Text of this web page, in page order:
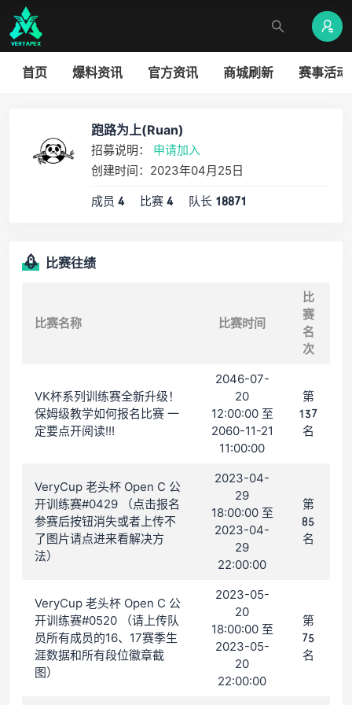
首页 爆料资讯 官方资讯 商城刷新 赛事活动
跑路为上(Ruan)
招募说明： 申请加入
创建时间：2023年04月25日
成员 4 比赛 4 队长 18871
比赛往绩
比赛名称 比赛时间
比
赛
名
次
VK杯系列训练赛全新升级！
保姆级教学如何报名比赛 一
定要点开阅读!!!
2046-07-
20
12:00:00 至
2060-11-21
11:00:00
第
137
名
VeryCup 老头杯 Open C 公
开训练赛#0429 （点击报名
参赛后按钮消失或者上传不
了图片请点进来看解决方
法）
2023-04-
29
18:00:00 至
2023-04-
29
22:00:00
第
85
名
VeryCup 老头杯 Open C 公
开训练赛#0520 （请上传队
员所有成员的16、17赛季生
涯数据和所有段位徽章截
图）
2023-05-
20
18:00:00 至
2023-05-
20
22:00:00
第
75
名